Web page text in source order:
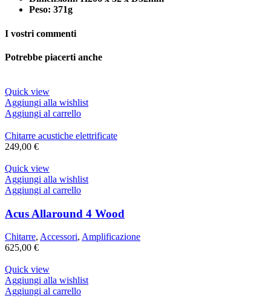
Peso: 371g
I vostri commenti
Potrebbe piacerti anche
Quick view
Aggiungi alla wishlist
Aggiungi al carrello
Chitarre acustiche elettrificate
249,00 €
Quick view
Aggiungi alla wishlist
Aggiungi al carrello
Acus Allaround 4 Wood
Chitarre, Accessori, Amplificazione
625,00 €
Quick view
Aggiungi alla wishlist
Aggiungi al carrello